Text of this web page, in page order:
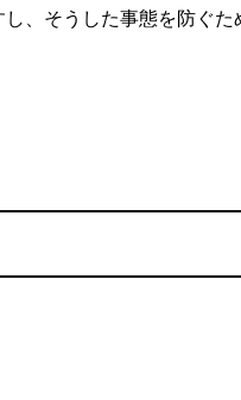
、そうした事態を防ぐ